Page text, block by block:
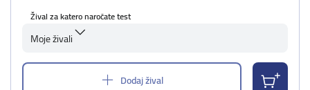
Žival za katero naročate test
Moje živali
Dodaj žival